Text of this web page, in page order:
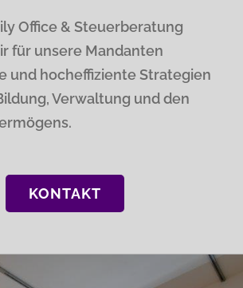
Office & Steuerberatung
für unsere Mandanten
und hocheffiziente Strategien
Verwaltung und den
KONTAKT